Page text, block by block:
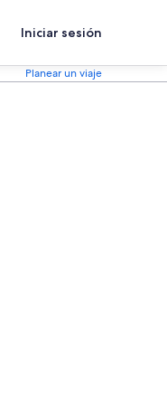
Iniciar sesión
Planear un viaje